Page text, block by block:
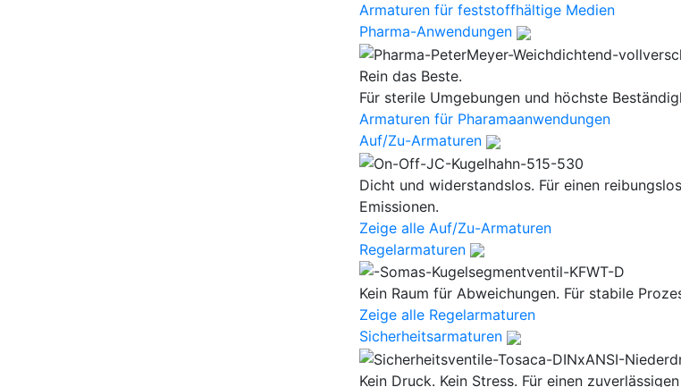
Armaturen für feststoffhältige Medien
Pharma-Anwendungen
Rein das Beste.
Für sterile Umgebungen und höchste
Armaturen für Pharamaanwendungen
Auf/Zu-Armaturen
Dicht und widerstandslos. Für einen
Emissionen.
Zeige alle Auf/Zu-Armaturen
Regelarmaturen
Kein Raum für Abweichungen. Für stabile
Zeige alle Regelarmaturen
Sicherheitsarmaturen
Kein Druck. Kein Stress. Für einen